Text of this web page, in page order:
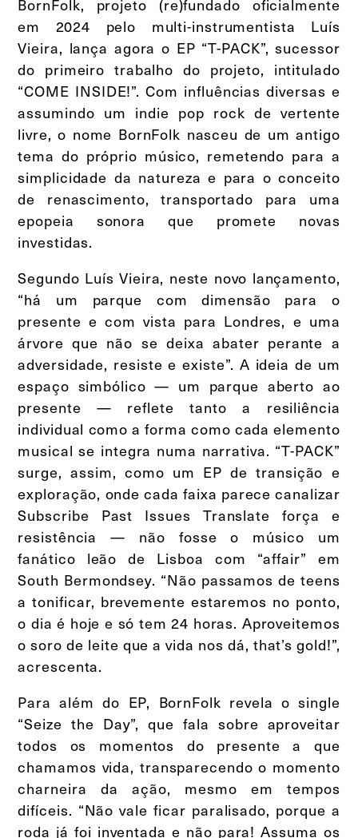
BornFolk, projeto (re)fundado oficialmente
em 2024 pelo multi-instrumentista Luís
Vieira, lança agora o EP “T-PACK”, sucessor
do primeiro trabalho do projeto, intitulado
“COME INSIDE!”. Com influências diversas e
assumindo um indie pop rock de vertente
livre, o nome BornFolk nasceu de um antigo
tema do próprio músico, remetendo para a
simplicidade da natureza e para o conceito
de renascimento, transportado para uma
epopeia sonora que promete novas
investidas.
Segundo Luís Vieira, neste novo lançamento,
“há um parque com dimensão para o
presente e com vista para Londres, e uma
árvore que não se deixa abater perante a
adversidade, resiste e existe”. A ideia de um
espaço simbólico — um parque aberto ao
presente — reflete tanto a resiliência
individual como a forma como cada elemento
musical se integra numa narrativa. “T-PACK”
surge, assim, como um EP de transição e
exploração, onde cada faixa parece canalizar
Subscribe Past Issues Translate força e
resistência — não fosse o músico um
fanático leão de Lisboa com “affair” em
South Bermondsey. “Não passamos de teens
a tonificar, brevemente estaremos no ponto,
o dia é hoje e só tem 24 horas. Aproveitemos
o soro de leite que a vida nos dá, that’s gold!”,
acrescenta.
Para além do EP, BornFolk revela o single
“Seize the Day”, que fala sobre aproveitar
todos os momentos do presente a que
chamamos vida, transparecendo o momento
charneira da ação, mesmo em tempos
difíceis. “Não vale ficar paralisado, porque a
roda já foi inventada e não para! Assuma os